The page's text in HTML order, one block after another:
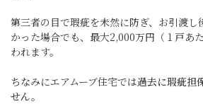
第三者の目で瑕疵を未然に防ぎ、お引渡し
かった場合でも、最大2,000万円（１戸あ
われます。
ちなみにエアムーブ住宅では過去に瑕疵担
せん。